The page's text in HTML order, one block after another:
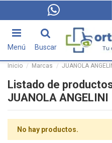
Menú Buscar
Inicio Marcas JUANOLA
Listado de
JUANOLA ANGELINI
No hay productos.